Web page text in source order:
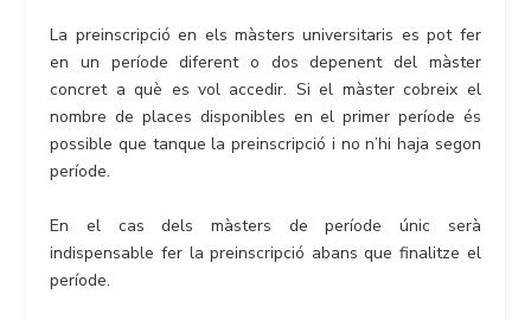
La preinscripció en els màsters universitaris es pot fer
en un període diferent o dos depenent del màster
concret a què es vol accedir. Si el màster cobreix el
nombre de places disponibles en el primer període és
possible que tanque la preinscripció i no n’hi haja segon
període.
En el cas dels màsters de període únic serà
indispensable fer la preinscripció abans que finalitze el
període.